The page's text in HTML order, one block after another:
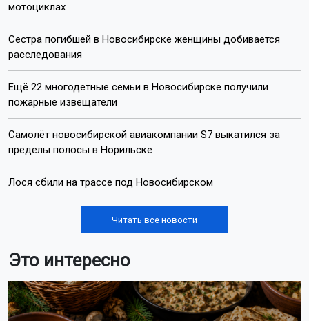
мотоциклах
Сестра погибшей в Новосибирске женщины добивается
расследования
Ещё 22 многодетные семьи в Новосибирске получили
пожарные извещатели
Самолёт новосибирской авиакомпании S7 выкатился за
пределы полосы в Норильске
Лося сбили на трассе под Новосибирском
Читать все новости
Это интересно